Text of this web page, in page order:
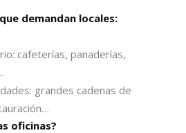
demandan locales:
cafeterías, panaderías,
grandes cadenas de
oficinas?